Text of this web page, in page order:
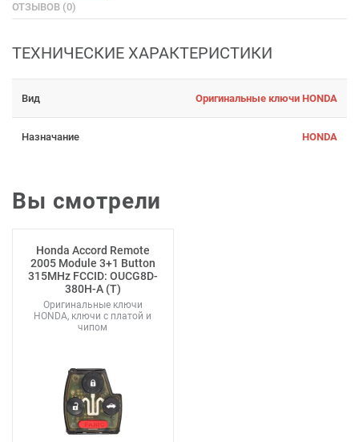
ОТЗЫВОВ (0)
ТЕХНИЧЕСКИЕ ХАРАКТЕРИСТИКИ
Вид Оригинальные ключи HONDA
Назначание HONDA
Вы смотрели
Honda Accord Remote
2005 Module 3+1 Button
315MHz FCCID: OUCG8D-
380H-A (T)
Оригинальные ключи
HONDA, ключи с платой и
чипом